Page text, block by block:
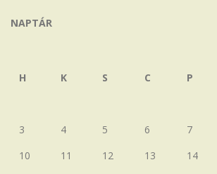
NAPTÁR
H
K S C P
3
4 5 6 7
10
11 12 13 14